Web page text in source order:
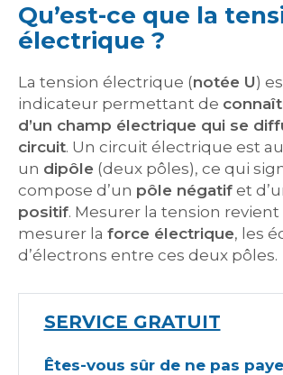
Qu’est-ce que la
électrique ?
La tension électrique (notée U)
indicateur permettant de
d’un champ électrique qui se
circuit. Un circuit électrique est
un dipôle (deux pôles), ce qui
compose d’un pôle négatif et
positif. Mesurer la tension revient
mesurer la force électrique, les
d’électrons entre ces deux pôles.
SERVICE GRATUIT
Êtes-vous sûr de ne pas